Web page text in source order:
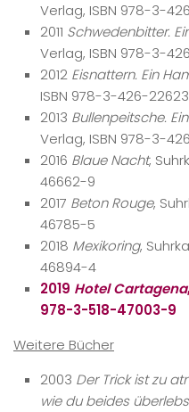
Verlag, ISBN 978-3-
2011 Schwedenbitter.
Verlag, ISBN 978-3-
2012 Eisnattern. Ein
ISBN 978-3-426-
2013 Bullenpeitsche.
Verlag, ISBN 978-3-
2016 Blaue Nacht,
46662-9
2017 Beton Rouge,
46785-5
2018 Mexikoring,
46894-4
2019 Hotel Cartagena
978-3-518-47003-9
Weitere Bücher
2003 Der Trick ist zu
wie du beides